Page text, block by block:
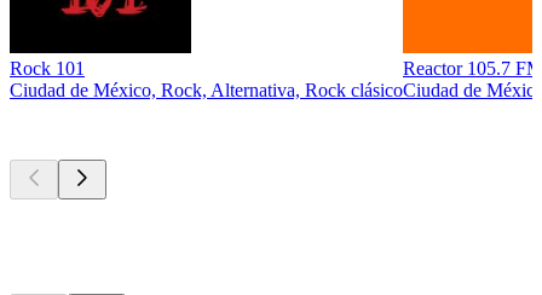
Rock 101
Ciudad de México, Rock, Alternativa, Rock clásico
Reactor 105.7
Ciudad de